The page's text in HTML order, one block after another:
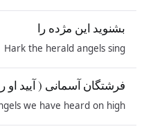
بشنوید این مژده را
Hark the herald angels sing
فرشتگان آسمانی ( آیید او
we have heard on high